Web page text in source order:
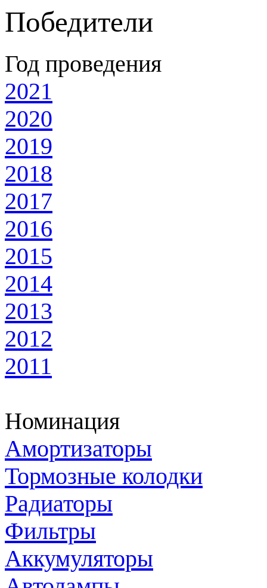
Победители
Год проведения
2021
2020
2019
2018
2017
2016
2015
2014
2013
2012
2011
Номинация
Амортизаторы
Тормозные колодки
Радиаторы
Фильтры
Аккумуляторы